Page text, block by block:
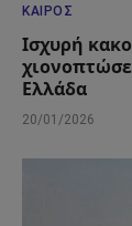
ΚΑΙΡΌΣ
Ισχυρή
Ελλάδα
20/01/2026